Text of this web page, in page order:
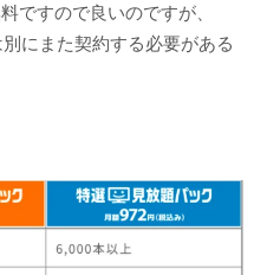
ですので良いのですが、
にまた契約する必要がある